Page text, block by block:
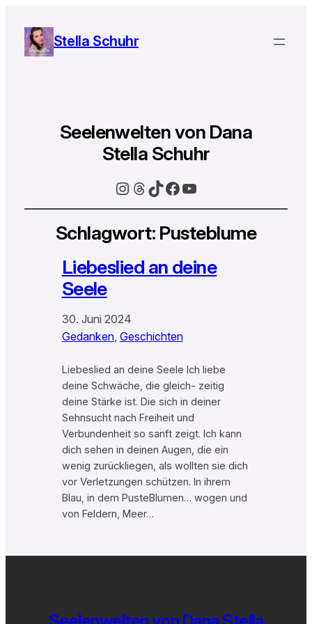
Stella Schuhr
Seelenwelten von Dana
Stella Schuhr
Instagram
Threads
TikTok
Facebook
YouTube
Schlagwort: Pusteblume
Liebeslied an deine
Seele
30. Juni 2024
Gedanken, Geschichten
Liebeslied an deine Seele Ich liebe
deine Schwäche, die gleich- zeitig
deine Stärke ist. Die sich in deiner
Sehnsucht nach Freiheit und
Verbundenheit so sanft zeigt. Ich kann
dich sehen in deinen Augen, die ein
wenig zurückliegen, als wollten sie dich
vor Verletzungen schützen. In ihrem
Blau, in dem PusteBlumen… wogen und
von Feldern, Meer…